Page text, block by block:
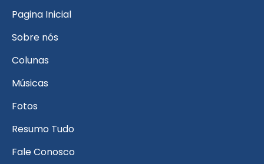
Pagina Inicial
Sobre nós
Colunas
Músicas
Fotos
Resumo Tudo
Fale Conosco